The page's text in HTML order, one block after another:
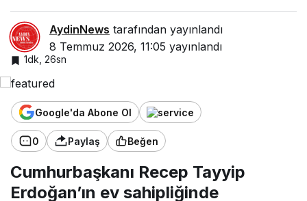
AydinNews tarafından yayınlandı
8 Temmuz 2026, 11:05 yayınlandı
1dk, 26sn
Google'da Abone Ol
0 Paylaş Beğen
Cumhurbaşkanı Recep Tayyip
Erdoğan’ın ev sahipliğinde